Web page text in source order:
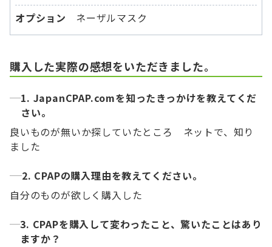
オプション ネーザルマスク
購入した実際の感想をいただきました。
1. JapanCPAP.comを知ったきっかけを教えてくだ
さい。
良いものが無いか探していたところ ネットで、知り
ました
2. CPAPの購入理由を教えてください。
自分のものが欲しく購入した
3. CPAPを購入して変わったこと、驚いたことはあり
ますか？